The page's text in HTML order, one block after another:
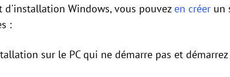
d'installation Windows, vous pouvez en créer un
:
sur le PC qui ne démarre pas et